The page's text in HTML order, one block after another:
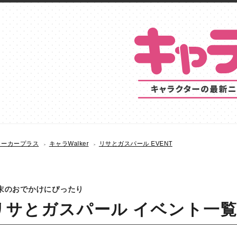
ーカープラス キャラWalker リサとガスパール EVENT
のおでかけにぴったり
サとガスパール イベント一覧